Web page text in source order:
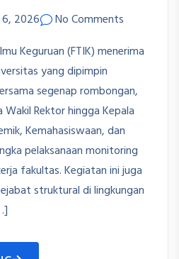
2026
No Comments
Keguruan (FTIK) menerima
yang dipimpin
segenap rombongan,
Rektor hingga Kepala
Kemahasiswaan, dan
pelaksanaan monitoring
fakultas. Kegiatan ini juga
struktural di lingkungan